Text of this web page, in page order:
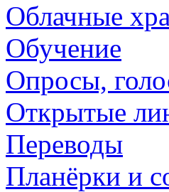
Облачные
Обучение
Опросы,
Открытые
Переводы
Планёрки и